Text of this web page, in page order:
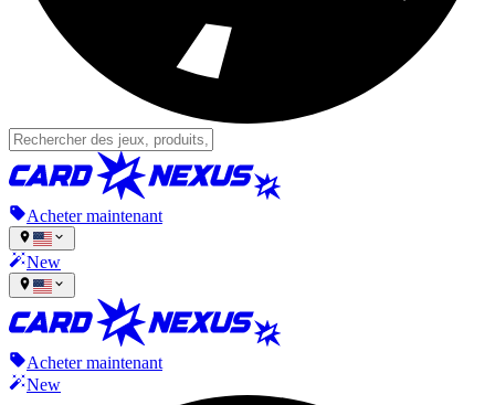
Acheter maintenant
New
Acheter maintenant
New